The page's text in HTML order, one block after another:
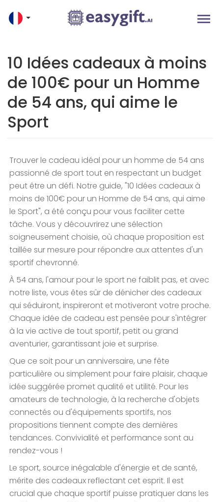
10 Idées cadeaux à moins
de 100€ pour un Homme
de 54 ans, qui aime le
Sport
Trouver le cadeau idéal pour un homme de 54 ans
passionné de sport tout en respectant un budget
peut être un défi. Notre guide, "10 Idées cadeaux à
moins de 100€ pour un Homme de 54 ans, qui aime
le Sport", a été conçu pour vous faciliter cette
tâche. Vous y découvrirez une sélection
soigneusement choisie, où chaque proposition est
taillée sur mesure pour répondre aux attentes d'un
sportif chevronné.
À 54 ans, l'amour pour le sport ne faiblit pas, et avec
notre liste, vous êtes sûr de dénicher des cadeaux
qui séduiront, inspireront et motiveront votre proche.
Chaque idée de cadeau est pensée pour s'intégrer
à la vie active de tout sportif, petit ou grand
aventurier, garantissant joie et surprise.
Que ce soit pour un anniversaire, une fête
particulière ou simplement pour faire plaisir, chaque
idée suggérée promet qualité et utilité. Pour les
amateurs de technologie, à la recherche d'objets
connectés ou d'équipements sportifs, nos
propositions tiennent compte des dernières
tendances. Convivialité et performance sont au
rendez-vous !
Le sport, source inégalable d'énergie et de santé,
mérite des cadeaux reflectant cet esprit. Il est
crucial que chaque sportif puisse pratiquer dans les